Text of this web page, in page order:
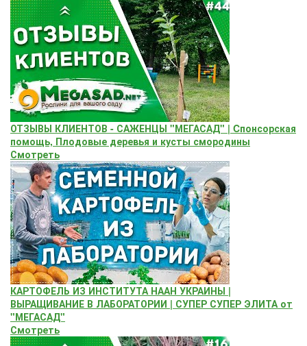
ОТЗЫВЫ КЛИЕНТОВ - САЖЕНЦЫ "МЕГАСАД" | Cпонсорская
помощь, Плодовые деревья и кусты смородины
Смотреть
КАРТОФЕЛЬ ИЗ ИНСТИТУТА НААН УКРАИНЫ |
ВЫРАЩИВАНИЕ В ЛАБОРАТОРИИ | СУПЕР СУПЕР ЭЛИТА от
"МЕГАСАД"
Смотреть